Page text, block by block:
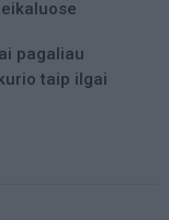
pagaliau
taip ilgai